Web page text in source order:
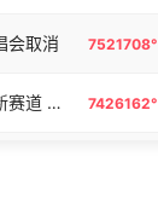
会取消 7521708°
贾国龙押注新赛道 开业3小时售罄 7426162°